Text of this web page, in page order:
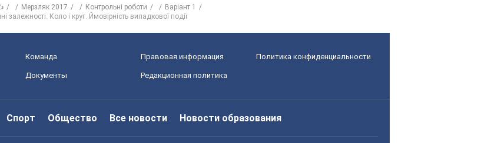
Мерзляк 2017 Контрольні роботи
Варіант 1
Коло і круг. Ймовірність випадкової події
Команда Правовая информация Политика конфиденциальности
Документы Редакционная политика
Спорт Общество Все новости Новости образования